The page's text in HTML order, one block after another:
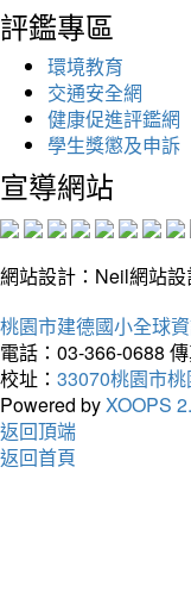
評鑑專區
環境教育
交通安全網
健康促進評鑑網
學生獎懲及申訴
宣導網站
網站設計：Neil網站
桃園市建德國小全球
電話：03-366-0688
校址： 33070桃園市
Powered byXOOPS
返回頂端
返回首頁